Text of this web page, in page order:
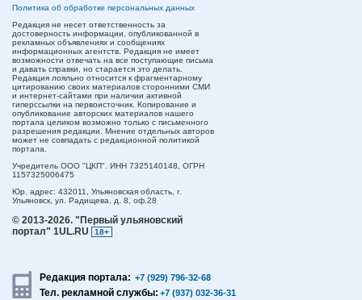
Политика об обработке персональных данных
Редакция не несет ответственность за
достоверность информации, опубликованной в
рекламных объявлениях и сообщениях
информационных агентств. Редакция не имеет
возможности отвечать на все поступающие письма
и давать справки, но старается это делать.
Редакция лояльно относится к фрагментарному
цитированию своих материалов сторонними СМИ
и интернет-сайтами при наличии активной
гиперссылки на первоисточник. Копирование и
опубликование авторских материалов нашего
портала целиком возможно только с письменного
разрешения редакции. Мнение отдельных авторов
может не совпадать с редакционной политикой
портала.
Учредитель ООО "ЦКП". ИНН 7325140148, ОГРН
1157325006475
Юр. адрес: 432011, Ульяновская область, г.
Ульяновск, ул. Радищева, д. 8, оф.28
© 2013-2026. "Первый ульяновский
портал" 1UL.RU
18+
Редакция портала: +7 (929) 796-32-68
Тел. рекламной службы: +7 (937) 032-36-31